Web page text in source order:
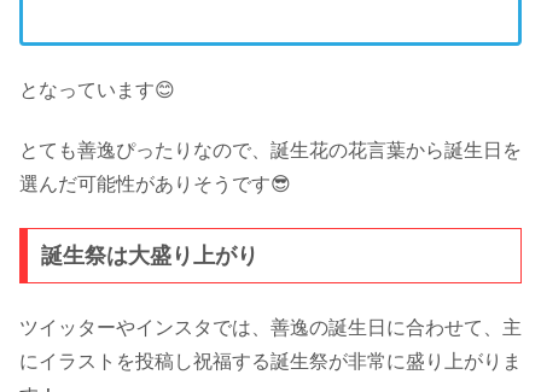
となっています😊
とても善逸ぴったりなので、誕生花の花言葉から誕生日を
選んだ可能性がありそうです😎
誕生祭は大盛り上がり
ツイッターやインスタでは、善逸の誕生日に合わせて、主
にイラストを投稿し祝福する誕生祭が非常に盛り上がりま